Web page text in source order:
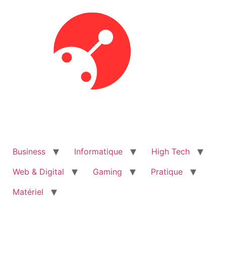
Business Informatique
High Tech
Web & Digital
Gaming
Pratique
Matériel